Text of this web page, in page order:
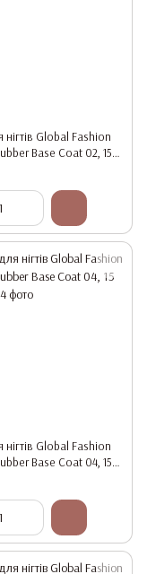
нігтів Global Fashion
Base Coat 02, 15
нігтів Global Fashion
Base Coat 04, 15